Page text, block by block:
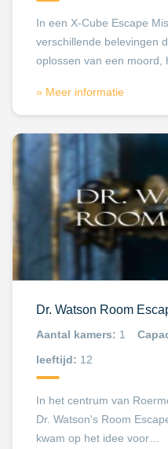
In een X-Cube Escape
verschillende belevingen
oplossen van een moord,
» Meer informatie
Dr. Watson Room
Aantal kamers: 1
leeftijd: 12
In het centrum van
Dr. Watson's Room
kwam op het idee voor…